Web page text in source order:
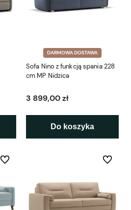
DARMOWA DOSTAWA
Sofa Nino z funkcją spania 228
cm MP Nidzica
3 899,00 zł
Do koszyka
Do ulubionych Do